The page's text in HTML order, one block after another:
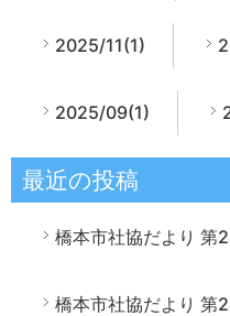
2025/11(1)
2025/09(1)
最近の投稿
橋本市社協だより 第
橋本市社協だより 第